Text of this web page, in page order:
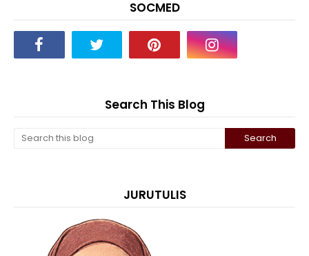
SOCMED
Search This Blog
JURUTULIS